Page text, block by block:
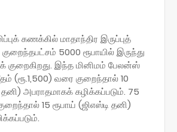
கணக்கில் மாதாந்திர இருப்புத்
5000 ரூபாயில் இருந்து
குறைகிறது. இந்த மினிமம் பேலன்ஸ்
(ரூ.1,500) வரை குறைந்தால் 10
தனி) அபராதமாகக் கழிக்கப்படும். 75
15 ரூபாய் (ஜிஎஸ்டி தனி)